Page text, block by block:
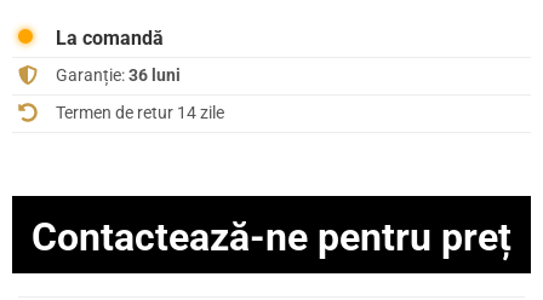
La comandă
Garanție:36 luni
Termen de retur 14 zile
Contactează-ne pentru preț